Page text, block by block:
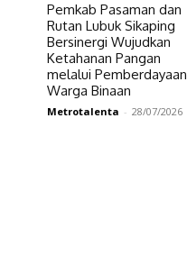
Pemkab Pasaman dan
Rutan Lubuk Sikaping
Bersinergi Wujudkan
Ketahanan Pangan
melalui Pemberdayaan
Warga Binaan
Metrotalenta - 28/07/2026